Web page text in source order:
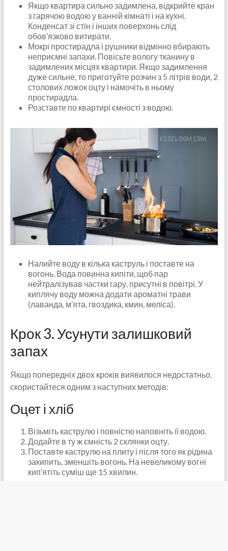
Якщо квартира сильно задимлена, відкрийте кран
з гарячою водою у ванній кімнаті і на кухні.
Конденсат зі стін і інших поверхонь слід
обов’язково витирати.
Мокрі простирадла і рушники відмінно вбирають
неприємні запахи. Повісьте вологу тканину в
задимлених місцях квартири. Якщо задимлення
дуже сильне, то приготуйте розчин з 5 літрів води, 2
столових ложок оцту і намочіть в ньому
простирадла.
Розставте по квартирі ємності з водою.
Налийте воду в кілька каструль і поставте на
вогонь. Вода повинна кипіти, щоб пар
нейтралізував частки гару, присутні в повітрі. У
киплячу воду можна додати ароматні трави
(лаванда, м’ята, гвоздика, кмин, меліса).
Крок 3. Усунути залишковий
запах
Якщо попередніх двох кроків виявилося недостатньо,
скористайтеся одним з наступних методів:
Оцет і хліб
Візьміть каструлю і повністю наповніть її водою.
Додайте в ту ж ємність 2 склянки оцту.
Поставте каструлю на плиту і після того як рідина
закипить, зменшіть вогонь. На невеликому вогні
кип’ятіть суміш ще 15 хвилин.